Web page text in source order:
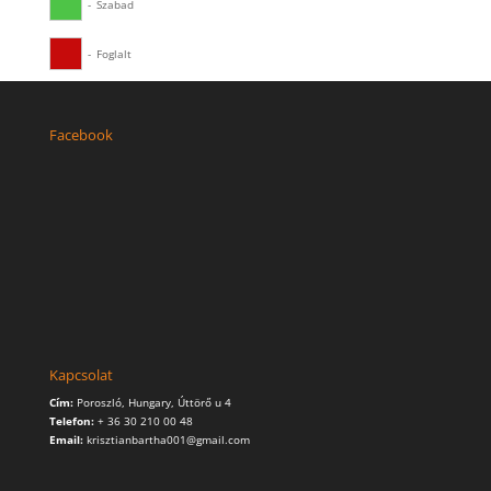
- Szabad
- Foglalt
Facebook
Kapcsolat
Cím: Poroszló, Hungary, Úttörő u 4
Telefon:+ 36 30 210 00 48
Email:krisztianbartha001@gmail.com